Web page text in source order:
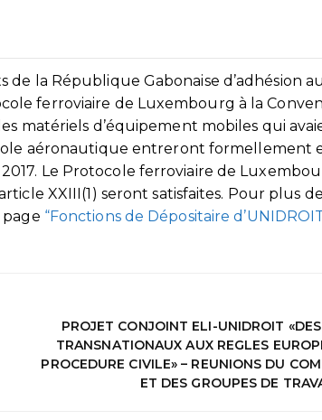
de la République Gabonaise d’adhésion au
ferroviaire de Luxembourg à la
matériels d’équipement mobiles qui
aéronautique entreront formellement
Le Protocole ferroviaire de
XXIII(1) seront satisfaites. Pour plus
“Fonctions de Dépositaire
PROJET CONJOINT ELI-UNIDROIT
TRANSNATIONAUX AUX REGLES
PROCEDURE CIVILE» – REUNIONS DU
ET DES GROUPES DE